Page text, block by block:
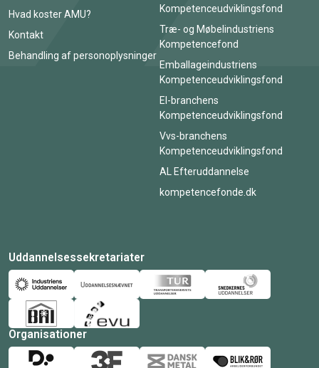
Hvad koster AMU?
Kontakt
Behandling af personoplysninger
Kompetenceudviklingsfond
Træ- og Møbelindustriens
Kompetencefond
Emballageindustriens
Kompetenceudviklingsfond
El-branchens
Kompetenceudviklingsfond
Vvs-branchens
Kompetenceudviklingsfond
AL Efteruddannelse
kompetencefonde.dk
Uddannelsessekretariater
Organisationer